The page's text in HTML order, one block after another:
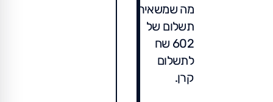
מה שמשאיר
תשלום של
602 שח
לתשלום
קרן.